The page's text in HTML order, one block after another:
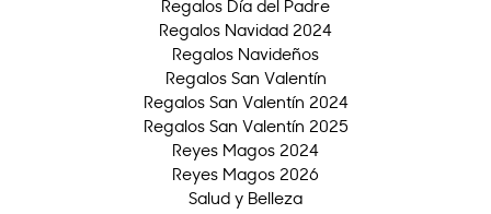
Regalos Día del Padre
Regalos Navidad 2024
Regalos Navideños
Regalos San Valentín
Regalos San Valentín 2024
Regalos San Valentín 2025
Reyes Magos 2024
Reyes Magos 2026
Salud y Belleza